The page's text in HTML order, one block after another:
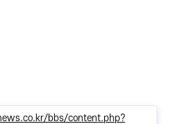
bbs/content.php?